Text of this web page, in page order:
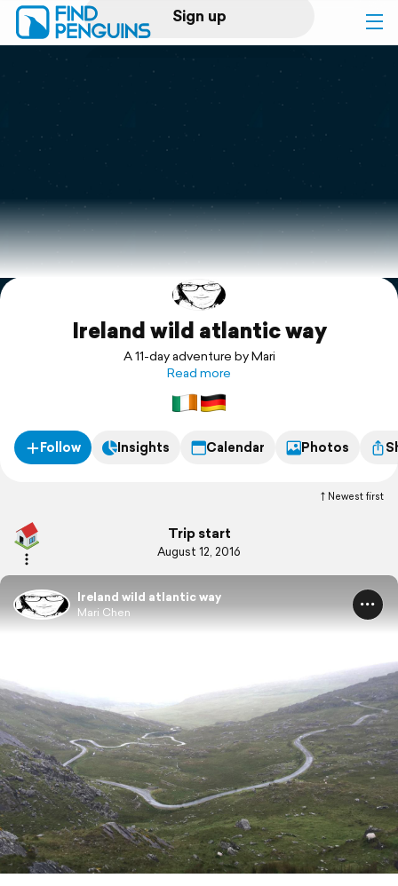
Sign up
Log in
Print a book
Flyover video
Explore
Support
Ireland wild atlantic way
A 11-day adventure by Mari
Read more
Follow Insights Calendar Photos
Newest first
Trip start
August 12, 2016
Ireland wild atlantic way
Mari Chen